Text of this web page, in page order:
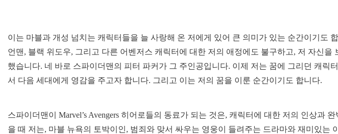
이는 마블과 개성 넘치는 캐릭터들을 늘 사랑해 온 저에게 있어 큰 의미가 있는 순간이기도
언맨, 블랙 위도우, 그리고 다른 어벤저스 캐릭터에 대한 저의 애정에도 불구하고, 저 자신을
했습니다. 네 바로 스파이더맨의 피터 파커가 그 주인공입니다. 이제 저는 꿈에 그리던 캐릭
서 다음 세대에게 영감을 주고자 합니다. 그리고 이는 저의 꿈을 이룬 순간이기도 합니다.
스파이더맨이 Marvel’s Avengers 히어로들의 동료가 되는 것은, 캐릭터에 대한 저의 인상과
을 때 저는, 마블 뉴욕의 토박이인, 범죄와 맞서 싸우는 영웅이 들려주는 드라마와 재미있는